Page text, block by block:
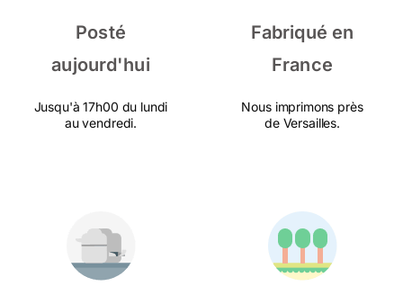
Posté
aujourd'hui
Jusqu'à 17h00 du lundi
au vendredi.
Fabriqué en
France
Nous imprimons près
de Versailles.